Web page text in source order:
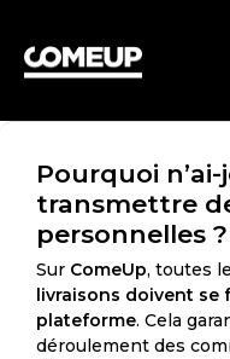
Pourquoi
transmettre
personnelles ?
Sur ComeUp, toutes
livraisons doivent se
plateforme. Cela
déroulement des